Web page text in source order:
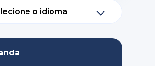
o idioma